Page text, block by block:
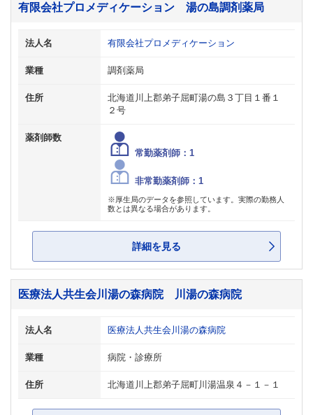
有限会社プロメディケーション 湯の島調剤薬局
法人名 有限会社プロメディケーション
業種 調剤薬局
住所
北海道川上郡弟子屈町湯の島３丁目１番１
２号
薬剤師数
常勤薬剤師：1
非常勤薬剤師：1
※厚生局のデータを参照しています。実際の勤務人
数とは異なる場合があります。
詳細を見る
医療法人共生会川湯の森病院 川湯の森病院
法人名 医療法人共生会川湯の森病院
業種 病院・診療所
住所 北海道川上郡弟子屈町川湯温泉４－１－１